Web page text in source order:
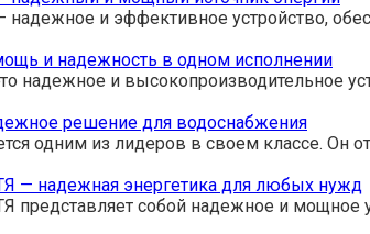
надежное и эффективное устройство,
и надежность в одном исполнении
надежное и высокопроизводительное
решение для водоснабжения
одним из лидеров в своем классе. Он
— надежная энергетика для любых нужд
собой надежное и мощное